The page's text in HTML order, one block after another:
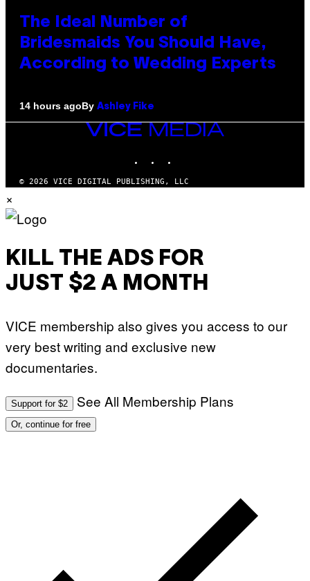
The Ideal Number of
Bridesmaids You Should Have,
According to Wedding Experts
14 hours agoBy Ashley Fike
VICE
MEDIA
© 2026 VICE DIGITAL PUBLISHING, LLC
×
KILL THE ADS FOR
JUST $2 A MONTH
VICE membership also gives you access to our
very best writing and exclusive new
documentaries.
Support for $2 See All Membership Plans
Or, continue for free